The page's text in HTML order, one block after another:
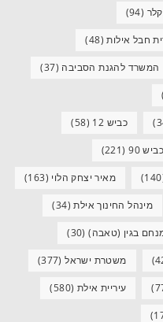
(94)
חבל אילות(48)
המשרד להגנת הסביבה (37)
כביש 12 (58)
כביש 90 (221)
מאיר יצחק הלוי (163)
מינהל החינוך אילת(34)
בגין (טאבה)(30)
משטרת ישראל(377)
עיריית אילת (580)